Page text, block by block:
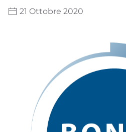
21 Ottobre 2020